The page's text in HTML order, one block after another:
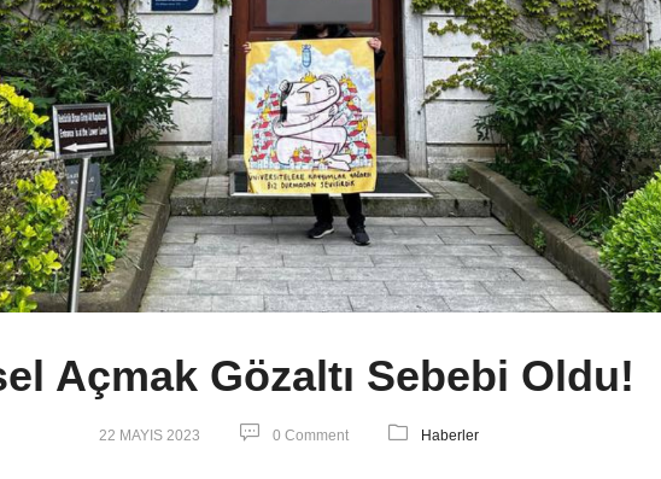
Açmak Gözaltı Sebebi Oldu!
22 MAYIS 2023 0 Comment Haberler